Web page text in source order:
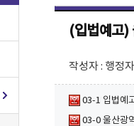
(입법예고)
작성자 : 행정
03-1 입법예
03-0 울산광